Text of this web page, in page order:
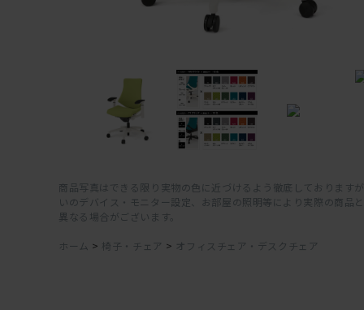
商品写真はできる限り実物の色に近づけるよう徹底しております
いのデバイス・モニター設定、お部屋の照明等により実際の商品
異なる場合がございます。
ホーム > 椅子・チェア > オフィスチェア・デスクチェア